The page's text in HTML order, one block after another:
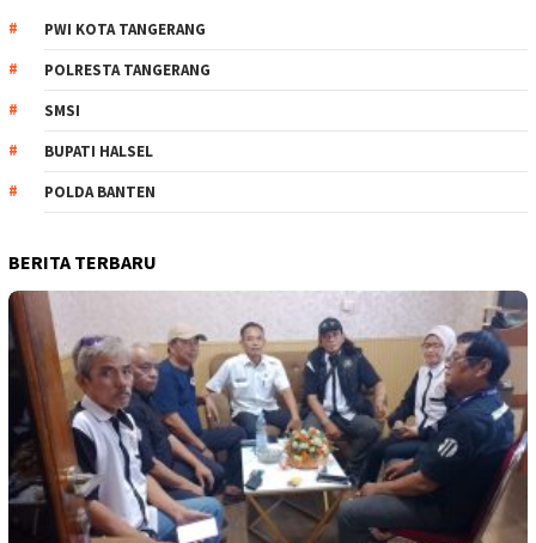
PWI KOTA TANGERANG
POLRESTA TANGERANG
SMSI
BUPATI HALSEL
POLDA BANTEN
BERITA TERBARU